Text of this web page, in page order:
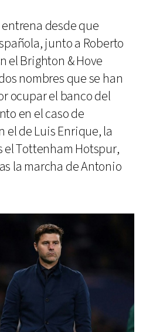
desde que
junto a Roberto
el Brighton & Hove
nombres que se han
ocupar el banco del
en el caso de
el de Luis Enrique, la
Tottenham Hotspur,
la marcha de Antonio